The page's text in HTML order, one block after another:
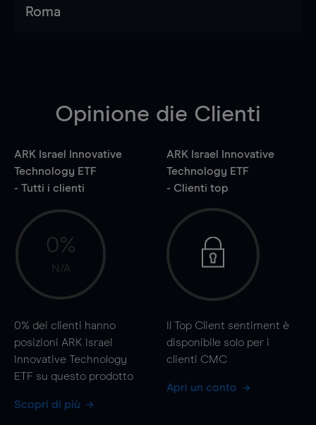
Roma
Opinione die Clienti
ARK Israel Innovative
Technology ETF
- Tutti i clienti
0%
N/A
0% dei clienti hanno
posizioni ARK Israel
Innovative Technology
ETF su questo prodotto
Scopri di più
ARK Israel Innovative
Technology ETF
- Clienti top
Il Top Client sentiment è
disponibile solo per i
clienti CMC
Apri un conto